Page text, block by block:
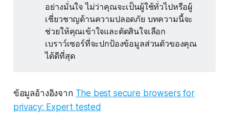
อย่างมั่นใจ ไม่ว่าคุณจะเป็นผู้ใช้ทั่วไปหรือผู้
เชี่ยวชาญด้านความปลอดภัย บทความนี้จะ
ช่วยให้คุณเข้าใจและตัดสินใจเลือก
เบราว์เซอร์ที่จะปกป้องข้อมูลส่วนตัวของคุณ
ได้ดีที่สุด
ข้อมูลอ้างอิงจาก The best secure browsers for
privacy: Expert tested